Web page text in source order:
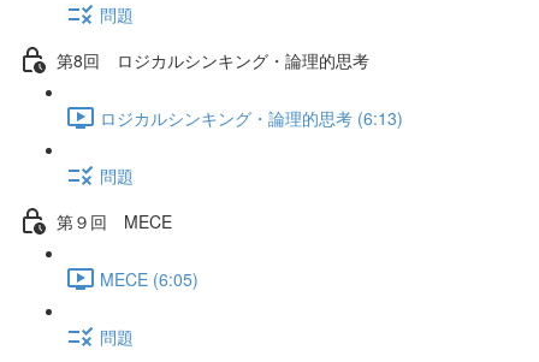
問題
第8回 ロジカルシンキング・論理的思考
ロジカルシンキング・論理的思考 (6:13)
問題
第９回 MECE
MECE (6:05)
問題